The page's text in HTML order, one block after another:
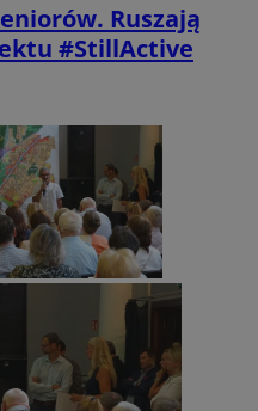
Ruszają
#StillActive